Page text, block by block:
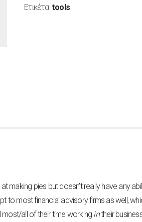
ποσότητα
Ετικέτα:tools
making pies but doesn’t really have any
to most financial advisory firms as well,
all of their time working intheir